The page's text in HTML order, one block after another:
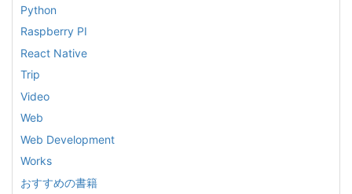
Python
Raspberry PI
React Native
Trip
Video
Web
Web Development
Works
おすすめの書籍